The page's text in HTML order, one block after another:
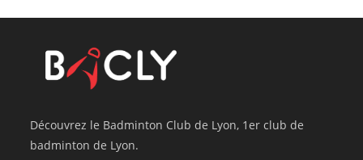
Découvrez le Badminton Club de Lyon, 1er club de
badminton de Lyon.